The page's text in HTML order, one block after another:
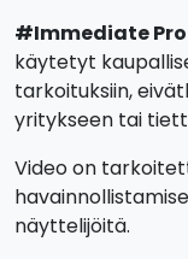
#Immediate
käytetyt
tarkoituksiin,
yritykseen tai
Video on
näyttelijöitä.